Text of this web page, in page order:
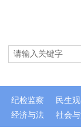
经济与法 社会
纪检监察 民生